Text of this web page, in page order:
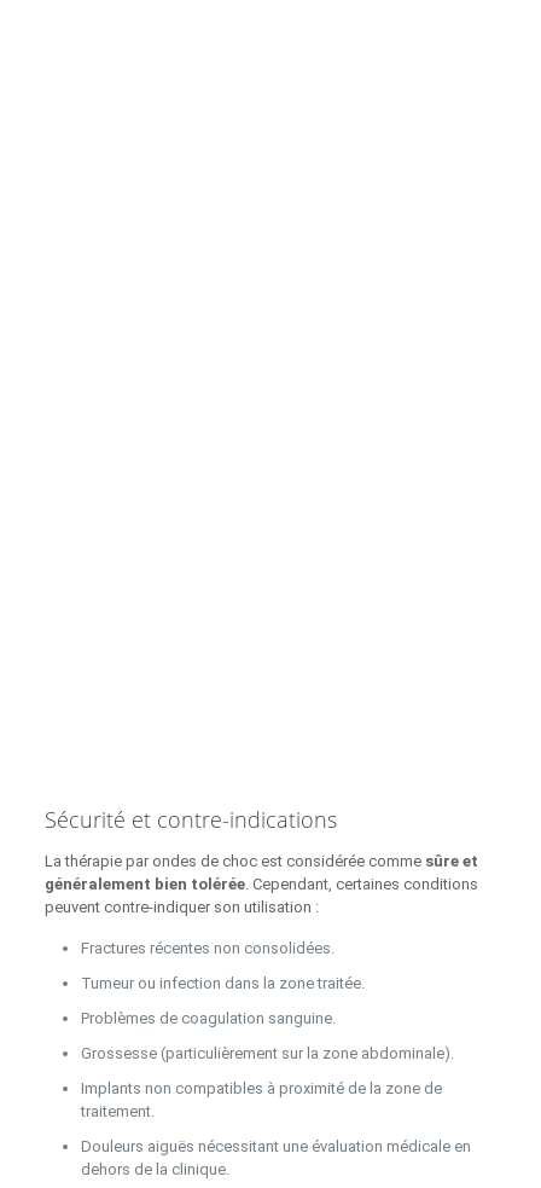
Sécurité et contre-indications
La thérapie par ondes de choc est considérée comme sûre et
généralement bien tolérée. Cependant, certaines conditions
peuvent contre-indiquer son utilisation :
Fractures récentes non consolidées.
Tumeur ou infection dans la zone traitée.
Problèmes de coagulation sanguine.
Grossesse (particulièrement sur la zone abdominale).
Implants non compatibles à proximité de la zone de
traitement.
Douleurs aiguës nécessitant une évaluation médicale en
dehors de la clinique.